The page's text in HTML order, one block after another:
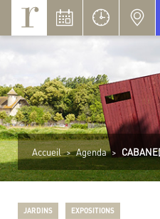
Accueil > Agenda >
JARDINS EXPOSITIONS
Panneau de gestion des cookies